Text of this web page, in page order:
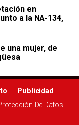
en
a la NA-134,
una mujer, de
Publicidad
De Datos